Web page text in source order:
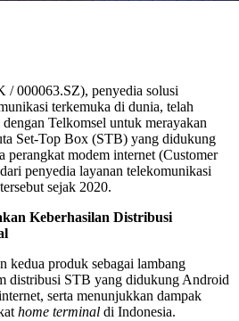
000063.SZ), penyedia solusi
terkemuka di dunia, telah
Telkomsel untuk merayakan
Set-Top Box (STB) yang didukung
modem internet (Customer
penyedia layanan telekomunikasi
sejak 2020.
Keberhasilan Distribusi
kedua produk sebagai lambang
distribusi STB yang didukung Android
serta menunjukkan dampak
home terminal di Indonesia.